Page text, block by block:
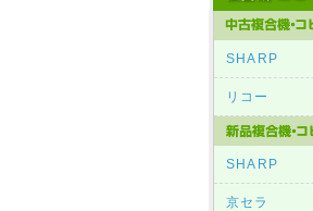
SHARP
リコー
SHARP
京セラ